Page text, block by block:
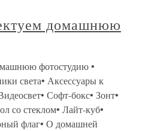
домашнюю
фотостудию •
света• Аксессуары к
Софт-бокс• Зонт•
со стеклом• Лайт-куб•
флаг• О домашней